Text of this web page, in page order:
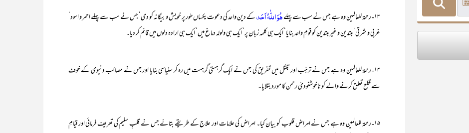
۱۳- رحمۃ للعالمین وہ ہے جس نے سب سے پہلے ہُوَ اللّٰہُ اَحَدکے دین واحد کی دعوت یکساں طور پر خویش و بیگانہ کو دی‘ جس نے سب سے پہلے احمر و اسود‘
غربی و شرقی‘ مبتدین و غیر مبتدین کو قومِ واحد بنایا‘ ایک ہی کلمہ زبان پر‘ ایک ہی ولولہ دماغ میں‘ ایک ہی ارادہ دلوں میں قائم کر دیا۔
۱۴- رحمۃ للعالمین وہ ہے جس نے ترہّب اور تبتّل میں تفریق کی جس نے ایک گرہستی گرہست میں رہ کر سنیاسی بنایا اور جس نے مصائب دنیوی کے خوف
سے قطع تعلق کرنے والے کو ناخوشنودیٔ رحمن کا مورد بتلایا۔
۱۵- رحمۃ للعالمین وہ ہے جس نے امراض قلوب کو بیان کیا۔ امراض کی علامات اور علاج کے طریقے بتائے جس نے قلبِ سلیم کی تعریف فرمائی اور قیامِ